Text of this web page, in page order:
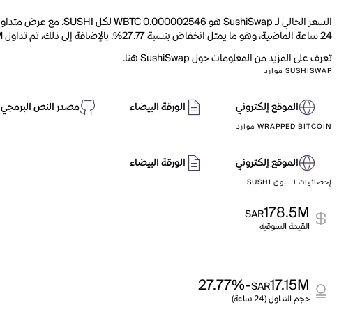
24 ساعة الماضية، وهو ما يمثل انخفاض بنسبة 27.77%. بالإضافة إلى ذلك، تم تداول 17.15M من SUSHI خلال اليوم الماضي.
تعرف على المزيد من المعلومات حول SushiSwap هنا.
SUSHISWAP موارد
الموقع إلكتروني الورقة البيضاء مصدر النص البرمجي
WRAPPED BITCOIN موارد
الموقع إلكتروني الورقة البيضاء
إحصائيات السوق SUSHI
178.5M
SAR
القيمة السوقية
17.15M
SAR
-27.77%
حجم التداول (24 ساعة)